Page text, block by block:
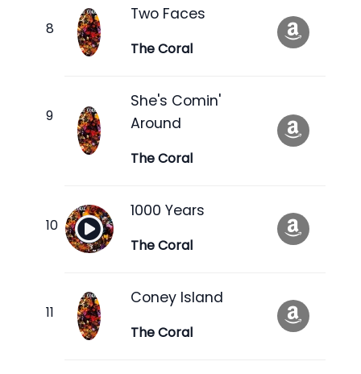
Two Faces
The Coral
She's Comin'
Around
The Coral
1000 Years
The Coral
Coney Island
The Coral